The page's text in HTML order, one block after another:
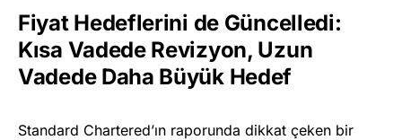
Fiyat Hedeflerini de Güncelledi:
Kısa Vadede Revizyon, Uzun
Vadede Daha Büyük Hedef
Standard Chartered’ın raporunda dikkat çeken bir